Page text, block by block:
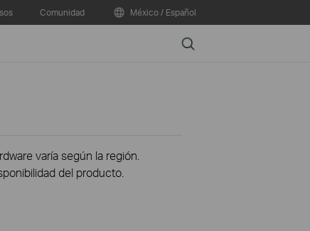
Comunidad México / Español
Search
varía según la región.
del producto.